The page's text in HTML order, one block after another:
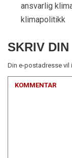
ansvarlig
klimapolitikk
SKRIV
Din e-postadresse vil
KOMMENTAR